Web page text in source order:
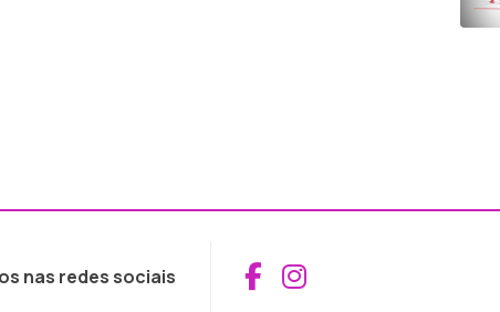
nas redes sociais Aceder ao
Aceder ao